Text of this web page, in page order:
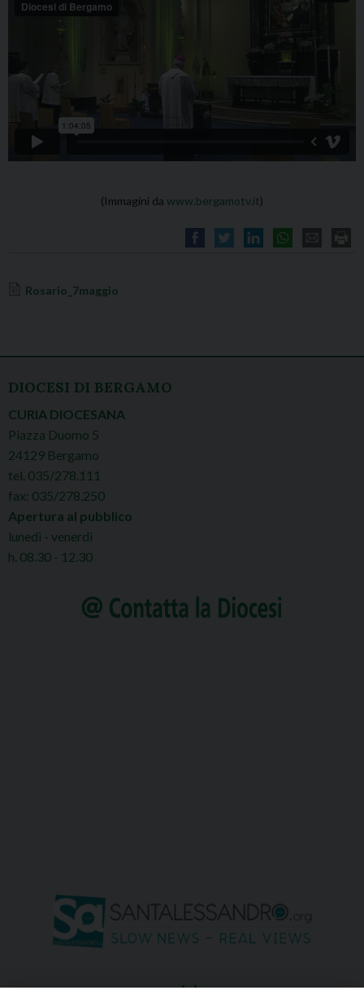
(Immagini da www.bergamotv.it)
Rosario_7maggio
DIOCESI DI BERGAMO
CURIA DIOCESANA
Piazza Duomo 5
24129 Bergamo
tel. 035/278.111
fax: 035/278.250
Apertura al pubblico
lunedì - venerdì
h. 08.30 - 12.30
seguici su